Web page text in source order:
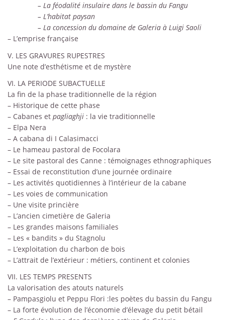
– La féodalité insulaire dans le bassin du Fangu
– L’habitat paysan
– La concession du domaine de Galeria à Luigi Saoli
– L’emprise française
V. LES GRAVURES RUPESTRES
Une note d’esthétisme et de mystère
VI. LA PERIODE SUBACTUELLE
La fin de la phase traditionnelle de la région
– Historique de cette phase
– Cabanes et pagliaghji : la vie traditionnelle
– Elpa Nera
– A cabana di I Calasimacci
– Le hameau pastoral de Focolara
– Le site pastoral des Canne : témoignages ethnographiques
– Essai de reconstitution d’une journée ordinaire
– Les activités quotidiennes à l’intérieur de la cabane
– Les voies de communication
– Une visite princière
– L’ancien cimetière de Galeria
– Les grandes maisons familiales
– Les « bandits » du Stagnolu
– L’exploitation du charbon de bois
– L’attrait de l’extérieur : métiers, continent et colonies
VII. LES TEMPS PRESENTS
La valorisation des atouts naturels
– Pampasgiolu et Peppu Flori :les poètes du bassin du Fangu
– La forte évolution de l’économie d’élevage du petit bétail